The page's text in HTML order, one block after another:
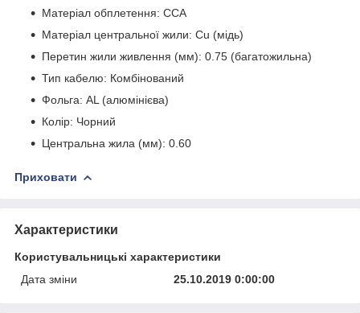
Матеріал обплетення: CCA
Матеріал центральної жили: Cu (мідь)
Перетин жили живлення (мм): 0.75 (багатожильна)
Тип кабелю: Комбінований
Фольга: AL (алюмінієва)
Колір: Чорний
Центральна жила (мм): 0.60
Приховати
Характеристики
Користувальницькі характеристики
Дата зміни
25.10.2019 0:00:00